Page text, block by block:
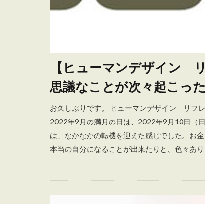
【ヒューマンデザイン
思議なことが次々起こった
お久しぶりです。 ヒューマンデザイン リフ
2022年9月の満月の日は、2022年9月10日（
は、なかなかの転機を迎えた感じでした。お
本当の自分になることが出来たりと、色々あ